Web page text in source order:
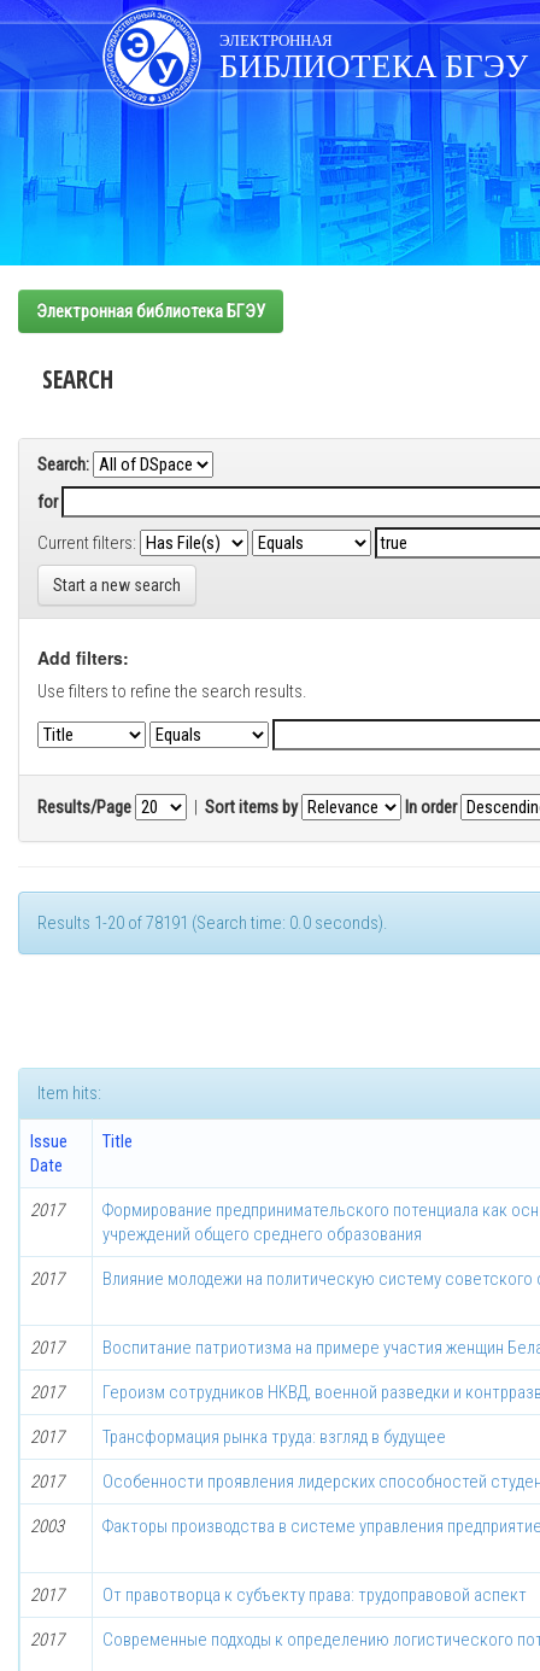
Skip
navigation
ЭЛЕКТРОННАЯ
БИБЛИОТЕКА БГЭУ
Электронная библиотека БГЭУ
SEARCH
Search:
for
Current filters:
Start a new search
Add filters:
Use filters to refine the search results.
Results/Page | Sort items by In order
Results 1-20 of 78191 (Search time: 0.0 seconds).
Item hits:
Issue
Date
Title
2017
Формирование предпринимательского потенциала как
учреждений общего среднего образования
2017 Влияние молодежи на политическую систему советского
2017 Воспитание патриотизма на примере участия женщин
2017 Героизм сотрудников НКВД, военной разведки и
2017 Трансформация рынка труда: взгляд в будущее
2017 Особенности проявления лидерских способностей
2003 Факторы производства в системе управления
2017 От правотворца к субъекту права: трудоправовой аспект
2017 Современные подходы к определению логистического